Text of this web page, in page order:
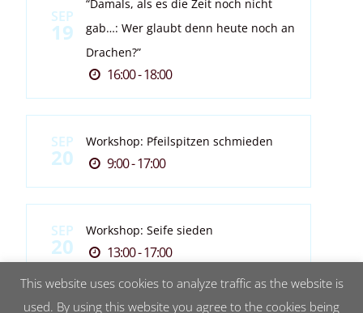
SEP
19
“Damals, als es die Zeit noch nicht
gab…: Wer glaubt denn heute noch an
Drachen?”
16:00 - 18:00
SEP
20
Workshop: Pfeilspitzen schmieden
9:00 - 17:00
SEP
20
Workshop: Seife sieden
13:00 - 17:00
This website uses cookies to analyze traffic as the website is
used. By using this website you agree to the cookies being